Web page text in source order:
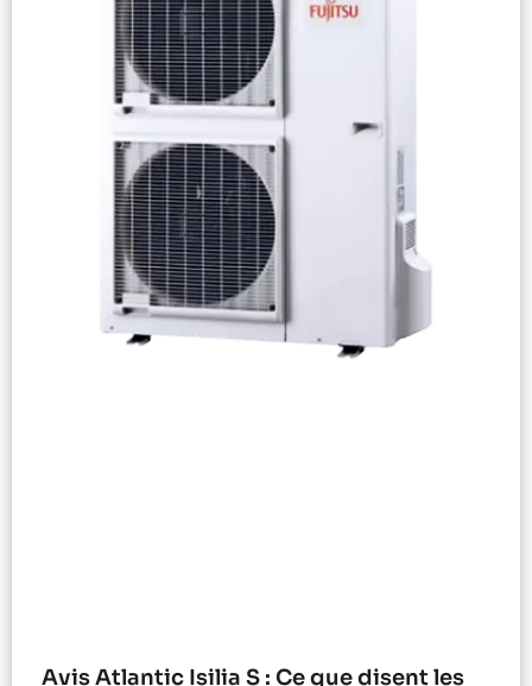
Avis Atlantic Isilia S : Ce que disent les